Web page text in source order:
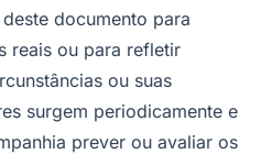
documento para
reais ou para refletir
ou suas
surgem periodicamente e
prever ou avaliar os